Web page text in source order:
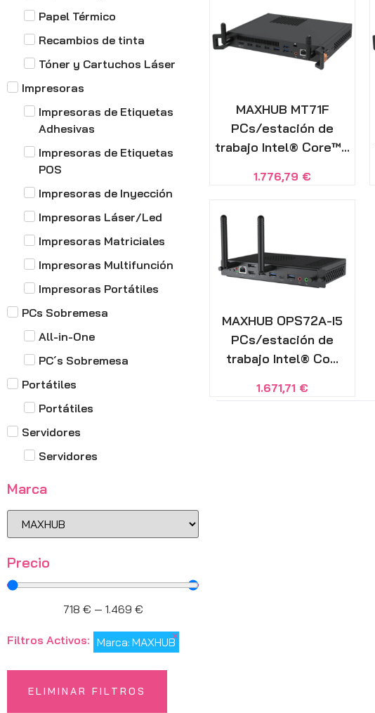
Papel Térmico
Recambios de tinta
Tóner y Cartuchos Láser
Impresoras
Impresoras de Etiquetas
Adhesivas
Impresoras de Etiquetas
POS
Impresoras de Inyección
Impresoras Láser/Led
Impresoras Matriciales
Impresoras Multifunción
Impresoras Portátiles
PCs Sobremesa
All-in-One
PC´s Sobremesa
Portátiles
Portátiles
Servidores
Servidores
Marca
Precio
718 € — 1.469 €
Filtros Activos: Marca: MAXHUB×
ELIMINAR FILTROS
MAXHUB MT71F
PCs/estación de
trabajo Intel® Core™...
1.776,79 €
MAXHUB OPS72A-I5
PCs/estación de
trabajo Intel® Co...
1.671,71 €